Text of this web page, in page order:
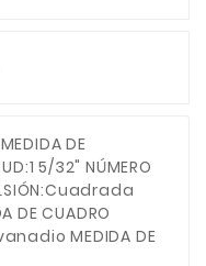
DE
5/32" NÚMERO
DE CUADRO
MEDIDA DE